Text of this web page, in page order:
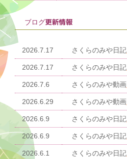
ブログ更新情報
2026.7.17 さくらのみや日記
2026.7.17 さくらのみや日記
2026.7.6 さくらのみや動画
2026.6.29 さくらのみや動画
2026.6.9 さくらのみや日記
2026.6.9 さくらのみや日記
2026.6.1 さくらのみや日記